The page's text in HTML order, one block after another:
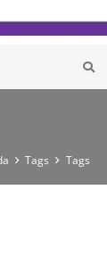
Tags Tags